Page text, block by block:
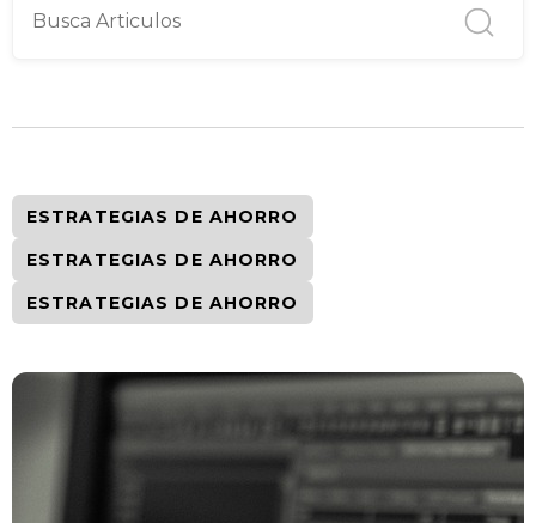
ESTRATEGIAS DE AHORRO
ESTRATEGIAS DE AHORRO
ESTRATEGIAS DE AHORRO